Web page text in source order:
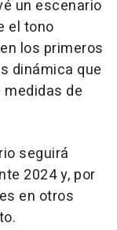
un escenario
el tono
los primeros
dinámica que
medidas de
seguirá
2024 y, por
en otros